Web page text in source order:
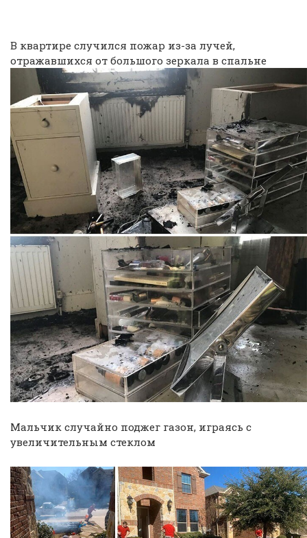
В квартире случился пожар из-за лучей,
отражавшихся от большого зеркала в спальне
Мальчик случайно поджег газон, играясь с
увеличительным стеклом